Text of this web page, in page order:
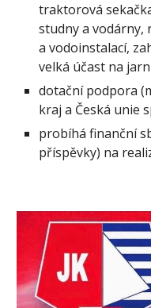
traktorová
studny a
a vodoinstalací,
velká účast na
dotační podpora
kraj a Česká unie
probíhá finanční
příspěvky) na